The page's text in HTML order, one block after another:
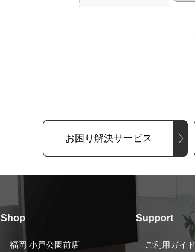
お困り解決サービス
Shop
福岡 小戸公園前店
Support
ご利用ガイド